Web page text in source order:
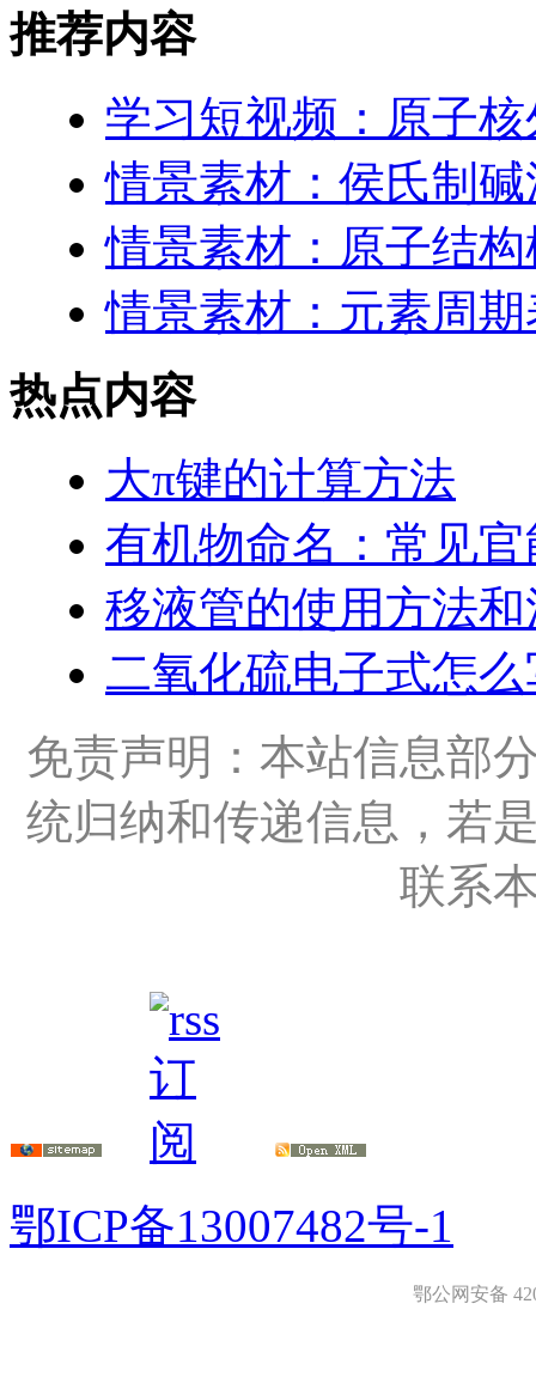
推荐内容
学习短视频：原子
情景素材：侯氏制
情景素材：原子结
情景素材：元素周
热点内容
大π键的计算方法
有机物命名：常见
移液管的使用方法
二氧化硫电子式怎
免责声明：本站信息部
统归纳和传递信息，若
联系
鄂ICP备13007482号-1
鄂公网安备